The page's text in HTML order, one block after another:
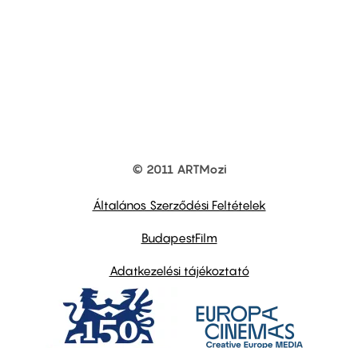
© 2011 ARTMozi
Általános Szerződési Feltételek
BudapestFilm
Adatkezelési tájékoztató